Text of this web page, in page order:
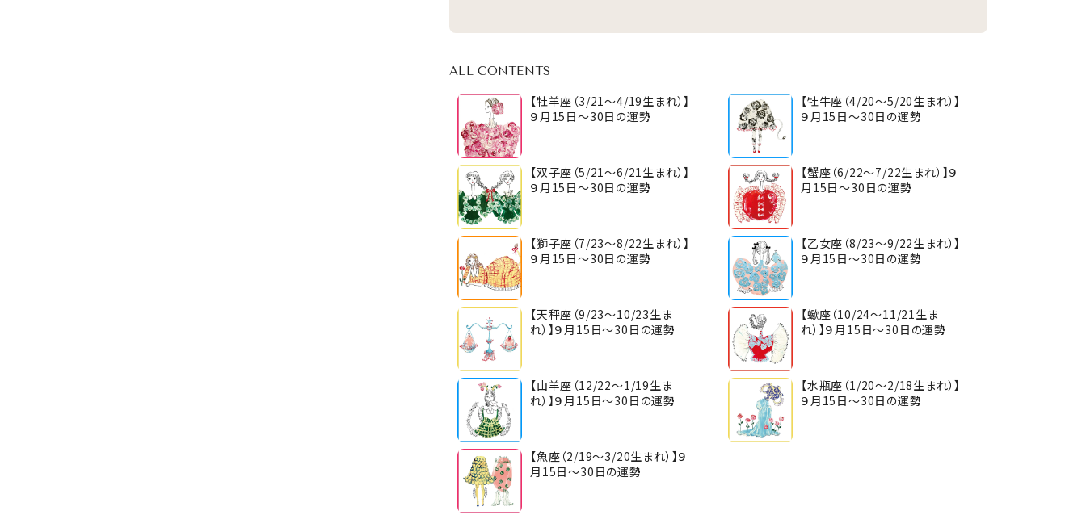
ALL CONTENTS
【牡羊座（3/21～4/19生まれ）】
９月15日～30日の運勢
【牡牛座（4/20～5/20生まれ）】
９月15日～30日の運勢
【双子座（5/21～6/21生まれ）】
９月15日～30日の運勢
【蟹座（6/22～7/22生まれ）】９
月15日～30日の運勢
【獅子座（7/23～8/22生まれ）】
９月15日～30日の運勢
【乙女座（8/23～9/22生まれ）】
９月15日～30日の運勢
【天秤座（9/23～10/23生ま
れ）】９月15日～30日の運勢
【蠍座（10/24～11/21生ま
れ）】９月15日～30日の運勢
【山羊座（12/22～1/19生ま
れ）】９月15日～30日の運勢
【水瓶座（1/20～2/18生まれ）】
９月15日～30日の運勢
【魚座（2/19～3/20生まれ）】９
月15日～30日の運勢